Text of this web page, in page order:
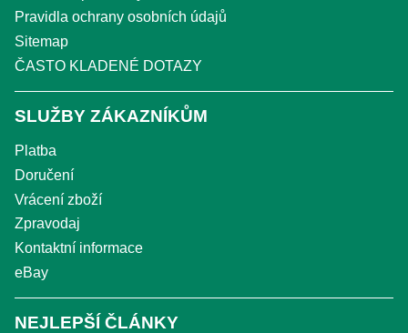
Pravidla ochrany osobních údajů
Sitemap
ČASTO KLADENÉ DOTAZY
SLUŽBY ZÁKAZNÍKŮM
Platba
Doručení
Vrácení zboží
Zpravodaj
Kontaktní informace
eBay
NEJLEPŠÍ ČLÁNKY